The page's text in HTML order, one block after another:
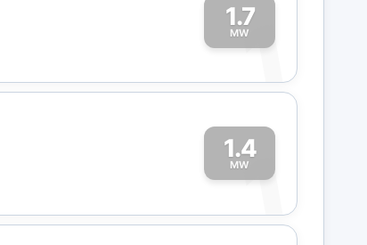
1.7
MW
1
1.4
MW
1